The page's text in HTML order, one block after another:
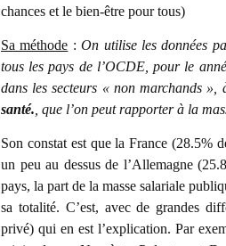
chances et le bien-être pour tous)
Sa méthode :On utilise les données
tous les pays de l’OCDE, pour le
dans les secteurs « non marchands »,
santé. , que l’on peut rapporter à la
Son constat est que la France (28.5%
un peu au dessus de l’Allemagne
pays, la part de la masse salariale
sa totalité. C’est, avec de grandes
privé) qui en est l’explication. Par